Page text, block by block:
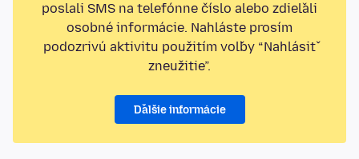
poslali SMS na telefónne číslo alebo zdieľali
osobné informácie. Nahláste prosím
podozrivú aktivitu použitím voľby “Nahlásiť
zneužitie”.
Ďalšie informácie